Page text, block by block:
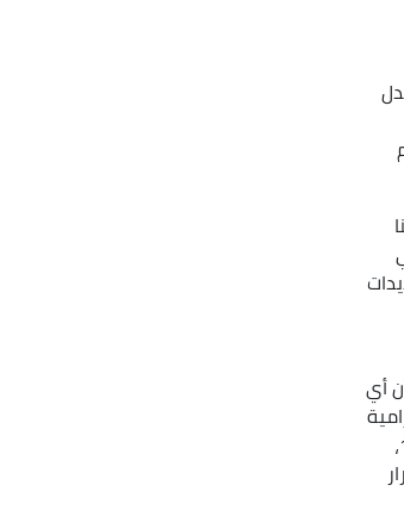
أي
نعتبره اختراقا للهيمنة الأميركية والصهيونية على المنتظم الدولي، وهو الأمر الذي لم يحدث منذ سنة 1948،